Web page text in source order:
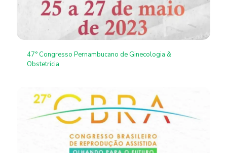
47° Congresso Pernambucano de Ginecologia &
Obstetrícia